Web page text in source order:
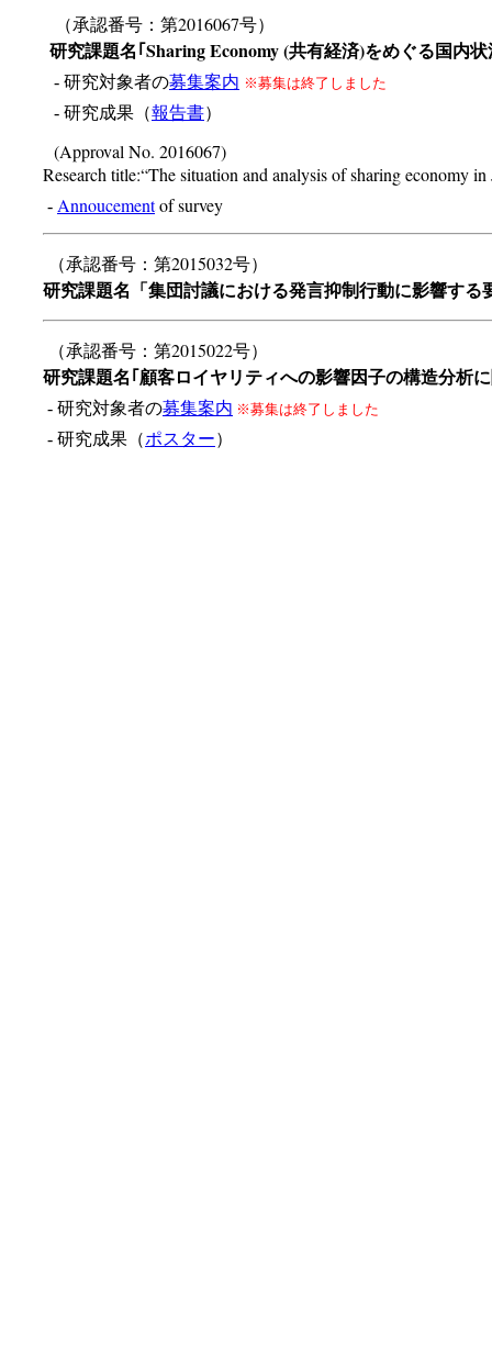
（承認番号：第2016067号）
研究課題名｢Sharing Economy (共有経済)をめぐる国内
- 研究対象者の募集案内 ※募集は終了しました
- 研究成果（報告書）
(Approval No. 2016067)
Research title:“The situation and analysis of sharing economy in
- Annoucementof survey
（承認番号：第2015032号）
研究課題名「集団討議における発言抑制行動に影響する
（承認番号：第2015022号）
研究課題名｢顧客ロイヤリティへの影響因子の構造分析
- 研究対象者の募集案内 ※募集は終了しました
- 研究成果（ポスター）